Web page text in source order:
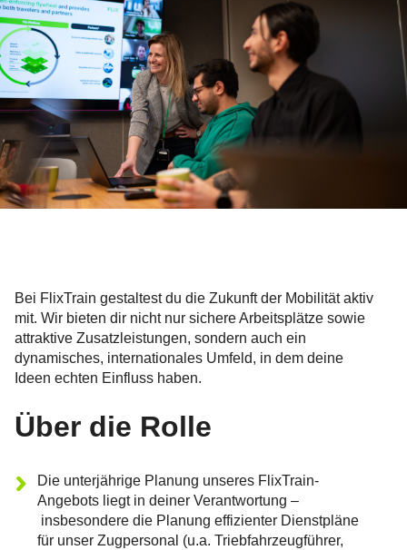
Bei FlixTrain gestaltest du die Zukunft der Mobilität aktiv
mit. Wir bieten dir nicht nur sichere Arbeitsplätze sowie
attraktive Zusatzleistungen, sondern auch ein
dynamisches, internationales Umfeld, in dem deine
Ideen echten Einfluss haben.
Über die Rolle
Die unterjährige Planung unseres FlixTrain-
Angebots liegt in deiner Verantwortung –
insbesondere die Planung effizienter Dienstpläne
für unser Zugpersonal (u.a. Triebfahrzeugführer,